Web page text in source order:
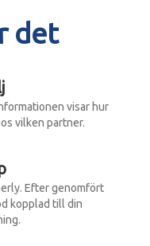
det
visar hur
vilken partner.
Efter genomfört
kopplad till din